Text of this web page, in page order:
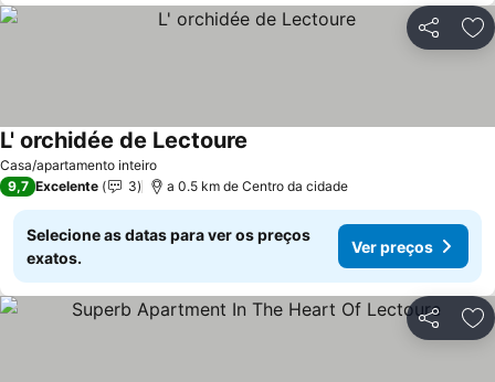
Partilhar
Casa/apartamento inteiro
L' orchidée de Lectoure
9,7 Excelente 3 a 0.5 km de Centro da cidade
Selecione as datas para ver os preços
exatos.
Ver preços
Partilhar